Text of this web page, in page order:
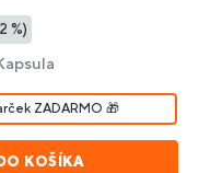
%)
ZADARMO 🎁
KOŠÍKA